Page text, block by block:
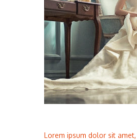
Lorem ipsum dolor sit